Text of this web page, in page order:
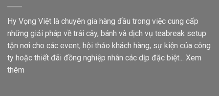
Hy Vọng Việt là chuyên gia hàng đầu trong việc cung cấp
những giải pháp về trái cây, bánh và dịch vụ teabreak setup
tận nơi cho các event, hội thảo khách hàng, sự kiện của công
ty hoặc thiết đãi đồng nghiệp nhân các dịp đặc biệt... Xem
thêm